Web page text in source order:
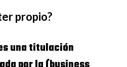
propio?
una titulación